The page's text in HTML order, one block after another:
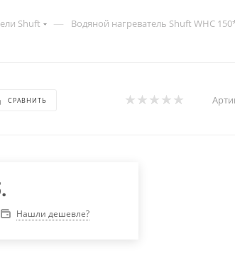
Shuft — Водяной нагреватель Shuft WHC
СРАВНИТЬ
Нашли дешевле?